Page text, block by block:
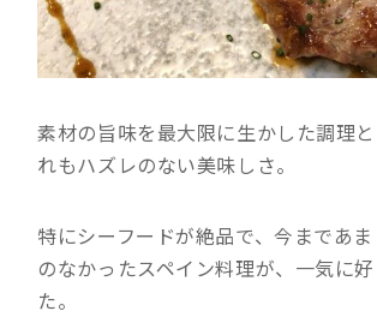
素材の旨味を最大限に生かした調理
れもハズレのない美味しさ。
特にシーフードが絶品で、今まであ
のなかったスペイン料理が、一気に
た。